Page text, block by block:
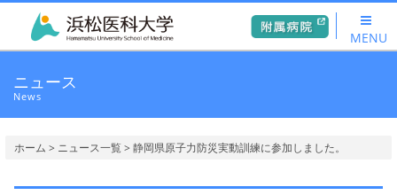
MENU
ニュース
News
ホーム > ニュース一覧> 静岡県原子力防災実動訓練に参加しました。